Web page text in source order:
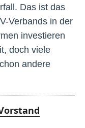
Das ist das
Verbands in der
investieren
doch viele
andere